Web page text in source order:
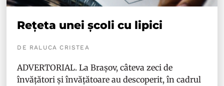
Rețeta unei școli cu lipici
DE RALUCA CRISTEA
ADVERTORIAL. La Brașov, câteva zeci de
învățători și învățătoare au descoperit, în cadrul